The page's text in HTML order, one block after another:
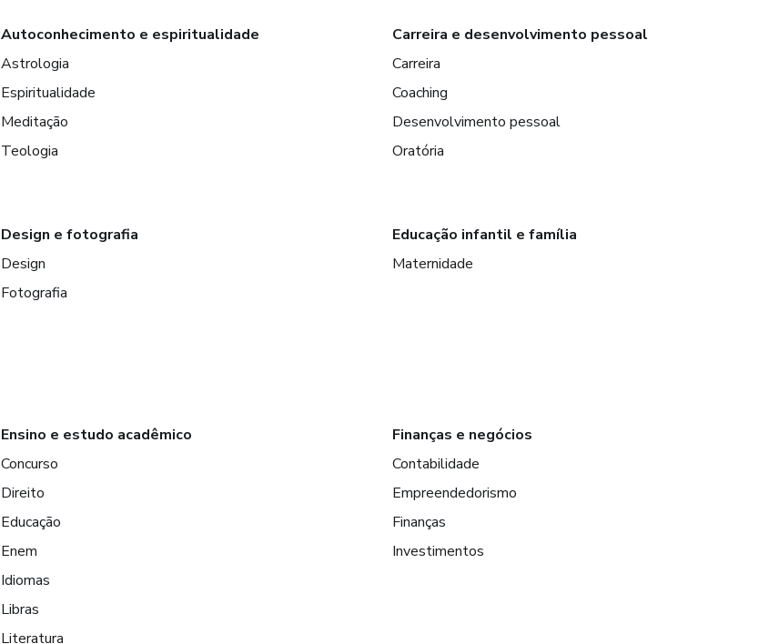
Autoconhecimento e espiritualidade
Astrologia
Espiritualidade
Meditação
Teologia
Carreira e desenvolvimento pessoal
Carreira
Coaching
Desenvolvimento pessoal
Oratória
Design e fotografia
Design
Fotografia
Educação infantil e família
Maternidade
Ensino e estudo acadêmico
Concurso
Direito
Educação
Enem
Idiomas
Libras
Literatura
Finanças e negócios
Contabilidade
Empreendedorismo
Finanças
Investimentos